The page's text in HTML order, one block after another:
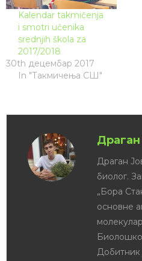
Kalendar takmičenja
i smotri učenika
srednjih škola za
2017/2018
30th децембар 2017
In "Такмичења СШ"
Драган
Драган
биолог.
„Бора
основне
Добитник